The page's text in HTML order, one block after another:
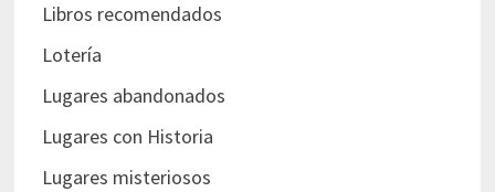
Libros recomendados
Lotería
Lugares abandonados
Lugares con Historia
Lugares misteriosos